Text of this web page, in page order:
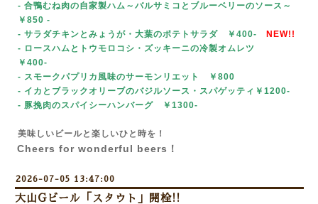
- 合鴨むね肉の自家製ハム～バルサミコとブルーベリーのソース～
￥850 -
- サラダチキンとみょうが・大葉のポテトサラダ ￥400-
NEW!!
- ロースハムとトウモロコシ・ズッキーニの冷製オムレツ
￥400-
- スモークパプリカ風味のサーモンリエット ￥800
- イカとブラックオリーブのバジルソース・スパゲッティ￥1200-
- 豚挽肉のスパイシーハンバーグ ￥1300-
美味しいビールと楽しいひと時を！
Cheers for wonderful beers！
2026-07-05 13:47:00
大山Gビール「スタウト」開栓!!